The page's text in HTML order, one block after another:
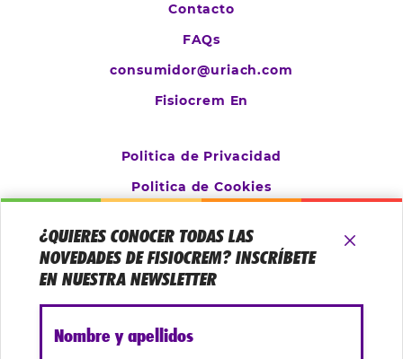
¿QUIERES CONOCER TODAS LAS
NOVEDADES DE FISIOCREM? INSCRÍBETE
EN NUESTRA NEWSLETTER
Nombre y apellidos
Contacto
FAQs
consumidor@uriach.com
Fisiocrem En
Politica de Privacidad
Politica de Cookies
Configurar cookies